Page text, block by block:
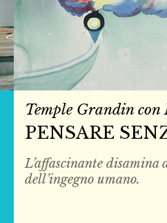
Temple Grandin con
PENSARE
L’affascinante disamina
dell’ingegno umano.